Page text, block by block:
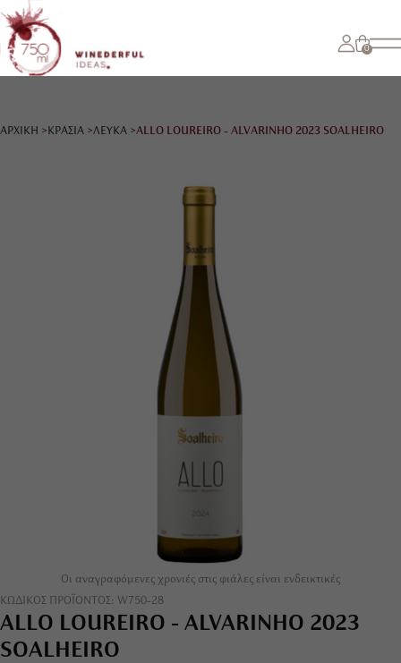
0
ΑΡΧΙΚΗ ΚΡΑΣΙΑ ΛΕΥΚΑ ALLO LOUREIRO - ALVARINHO 2023 SOALHEIRO
Οι αναγραφόμενες χρονιές στις φιάλες είναι ενδεικτικές
ΚΩΔΙΚΟΣ ΠΡΟΪΟΝΤΟΣ: W750-28
ALLO LOUREIRO - ALVARINHO 2023
SOALHEIRO